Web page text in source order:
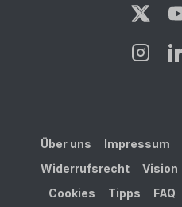
Über uns Impressum
Widerrufsrecht
Vision
Cookies
Tipps FAQ